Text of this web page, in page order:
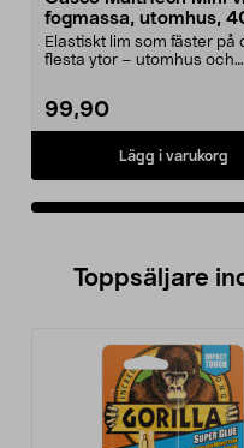
fogmassa, utomhus,
Elastiskt lim som fäster på
flesta ytor – utomhus och
99,90
Lägg i varukorg
Toppsäljare